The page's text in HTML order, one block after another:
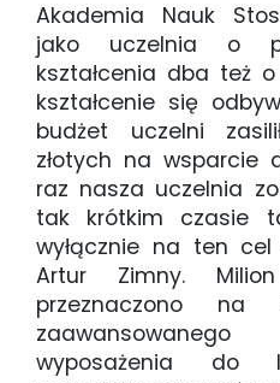
Akademia Nauk
jako uczelnia o
kształcenia dba też
kształcenie się
budżet uczelni
złotych na wsparcie
raz nasza uczelnia
tak krótkim czasie
wyłącznie na ten
Artur Zimny.
przeznaczono
wyposażenia do